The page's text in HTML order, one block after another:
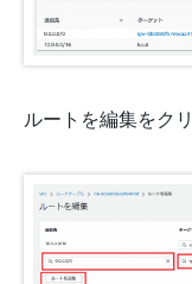
ルートを編集をク